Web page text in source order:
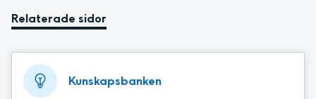
Relaterade sidor
Kunskapsbanken